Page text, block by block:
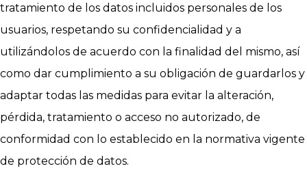
tratamiento de los datos incluidos personales de los
usuarios, respetando su confidencialidad y a
utilizándolos de acuerdo con la finalidad del mismo, así
como dar cumplimiento a su obligación de guardarlos y
adaptar todas las medidas para evitar la alteración,
pérdida, tratamiento o acceso no autorizado, de
conformidad con lo establecido en la normativa vigente
de protección de datos.